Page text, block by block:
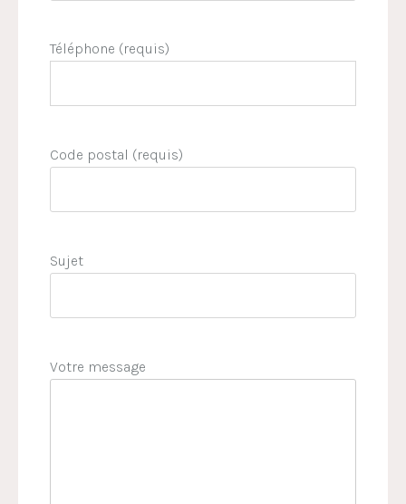
Téléphone (requis)
Code postal (requis)
Sujet
Votre message